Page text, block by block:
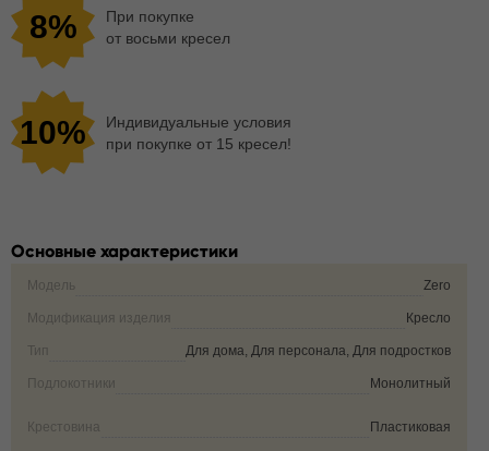
8%
При покупке
от восьми кресел
10%
Индивидуальные условия
при покупке от 15 кресел!
Основные характеристики
Модель Zero
Модификация изделия Кресло
Тип Для дома, Для персонала, Для подростков
Подлокотники Монолитный
Крестовина Пластиковая